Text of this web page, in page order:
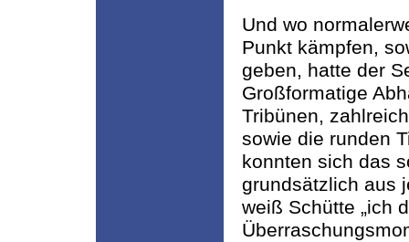
Und wo
Punkt kämpfen,
geben, hatte der
Großformatige
Tribünen,
sowie die runden
konnten sich das
grundsätzlich aus
weiß Schütte „ich